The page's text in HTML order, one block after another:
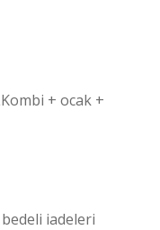
+ ocak +
iadeleri